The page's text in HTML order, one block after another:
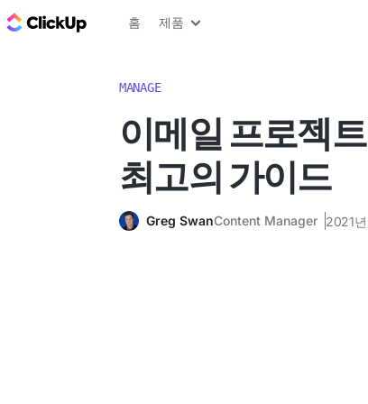
ClickUp 블로그
홈 제품
MANAGE
이메일 프로젝
최고의 가이드
Greg SwanContent Manager 2021